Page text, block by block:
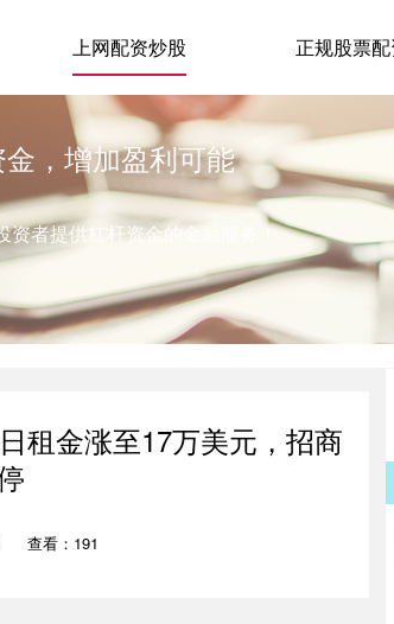
上网配资炒股 正规股票
，增加盈利可能
资者提供杠杆资金的金融服务！
租金涨至17万美元，招商
查看：191